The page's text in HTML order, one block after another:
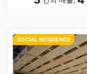
SOCIAL RESIDENCE